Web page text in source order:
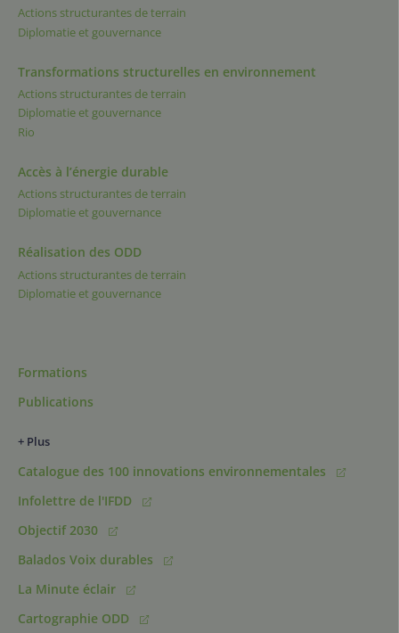
Actions structurantes de terrain
Diplomatie et gouvernance
Transformations structurelles en environnement
Actions structurantes de terrain
Diplomatie et gouvernance
Rio
Accès à l’énergie durable
Actions structurantes de terrain
Diplomatie et gouvernance
Réalisation des ODD
Actions structurantes de terrain
Diplomatie et gouvernance
Formations
Publications
+ Plus
Catalogue des 100 innovations environnementales
Infolettre de l'IFDD
Objectif 2030
Balados Voix durables
La Minute éclair
Cartographie ODD